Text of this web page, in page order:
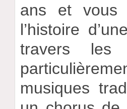
ans et vous
l’histoire
travers les
musiques